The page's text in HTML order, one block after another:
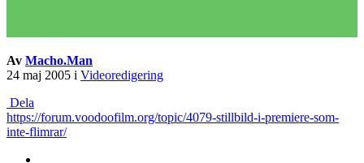
Av Macho.Man
24 maj 2005 i Videoredigering
Dela
https://forum.voodoofilm.org/topic/4079-stillbild-i-premiere-som-
inte-flimrar/